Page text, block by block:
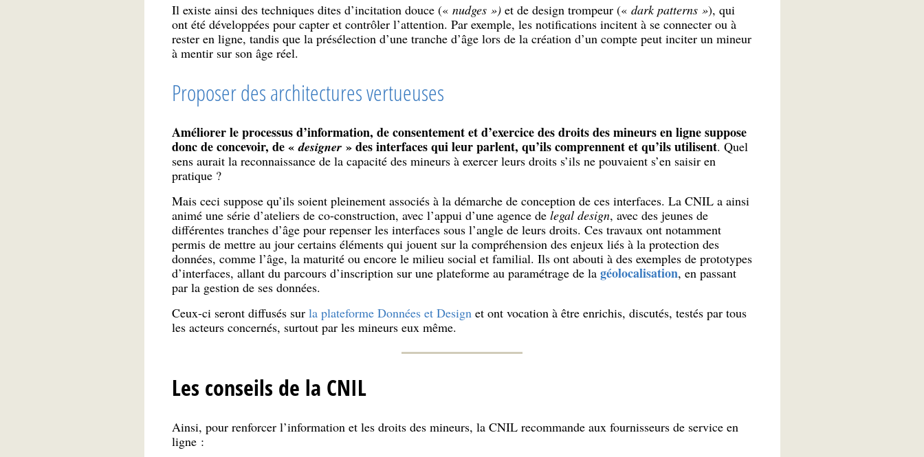
Il existe ainsi des techniques dites d’incitation douce (« nudges »)et de design trompeur (« dark patterns »), qui
ont été développées pour capter et contrôler l’attention. Par exemple, les notifications incitent à se connecter ou à
rester en ligne, tandis que la présélection d’une tranche d’âge lors de la création d’un compte peut inciter un mineur
à mentir sur son âge réel.
Proposer des architectures vertueuses
Améliorer le processus d’information, de consentement et d’exercice des droits des mineurs en ligne suppose
donc de concevoir, de «designer » des interfaces qui leur parlent, qu’ils comprennent et qu’ils utilisent. Quel
sens aurait la reconnaissance de la capacité des mineurs à exercer leurs droits s’ils ne pouvaient s’en saisir en
pratique ?
Mais ceci suppose qu’ils soient pleinement associés à la démarche de conception de ces interfaces. La CNIL a ainsi
animé une série d’ateliers de co-construction, avec l’appui d’une agence de legal design, avec des jeunes de
différentes tranches d’âge pour repenser les interfaces sous l’angle de leurs droits. Ces travaux ont notamment
permis de mettre au jour certains éléments qui jouent sur la compréhension des enjeux liés à la protection des
données, comme l’âge, la maturité ou encore le milieu social et familial. Ils ont abouti à des exemples de prototypes
d’interfaces, allant du parcours d’inscription sur une plateforme au paramétrage de la géolocalisation, en passant
par la gestion de ses données.
Ceux-ci seront diffusés sur la plateforme Données et Design et ont vocation à être enrichis, discutés, testés par tous
les acteurs concernés, surtout par les mineurs eux même.
Les conseils de la CNIL
Ainsi, pour renforcer l’information et les droits des mineurs, la CNIL recommande aux fournisseurs de service en
ligne :